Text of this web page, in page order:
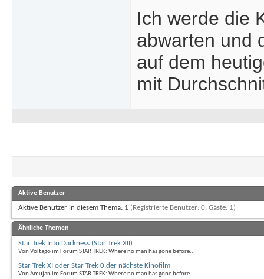
Ich werde die
abwarten und
auf dem
mit
Aktive Benutzer
Aktive Benutzer in diesem Thema: 1 (Registrierte Benutzer: 0, Gäste: 1)
Ähnliche Themen
Star Trek Into Darkness (Star Trek XII)
Von Voltago im Forum STAR TREK: Where no man has gone before...
Star Trek XI oder Star Trek 0,der nächste Kinofilm
Von Amujan im Forum STAR TREK: Where no man has gone before...